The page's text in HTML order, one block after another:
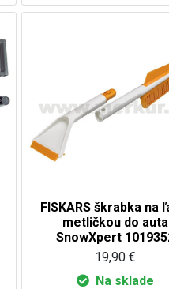
FISKARS škrabka na
metličkou do auta
SnowXpert
19,90 €
Na sklade